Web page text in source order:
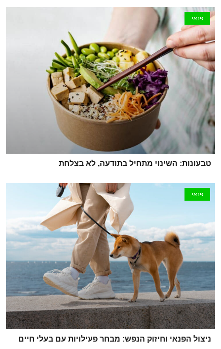
פנאי
טבעונות: השינוי מתחיל בתודעה, לא בצלחת
פנאי
ניצול הפנאי וחיזוק הנפש: מבחר פעילויות עם בעלי חיים